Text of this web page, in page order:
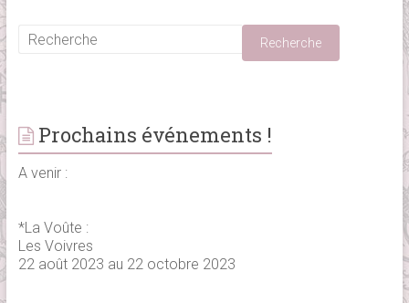
Prochains événements !
A venir :
*La Voûte :
Les Voivres
22 août 2023 au 22 octobre 2023